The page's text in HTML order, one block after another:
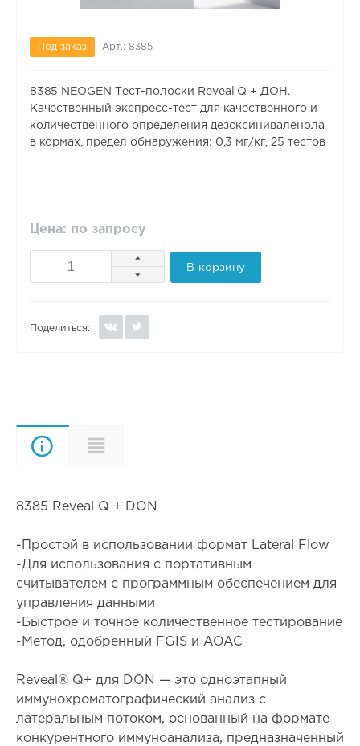
Под заказ Арт.: 8385
8385 NEOGEN Тест-полоски Reveal Q + ДОН.
Качественный экспресс-тест для качественного и
количественного определения дезоксиниваленола
в кормах, предел обнаружения: 0,3 мг/кг, 25 тестов
Цена: по запросу
В корзину
Поделиться:
Описание
8385 Reveal Q + DON
-Простой в использовании формат Lateral Flow
-Для использования с портативным
считывателем с программным обеспечением для
управления данными
-Быстрое и точное количественное тестирование
-Метод, одобренный FGIS и AOAC
Reveal® Q+ для DON — это одноэтапный
иммунохроматографический анализ с
латеральным потоком, основанный на формате
конкурентного иммуноанализа, предназначенный